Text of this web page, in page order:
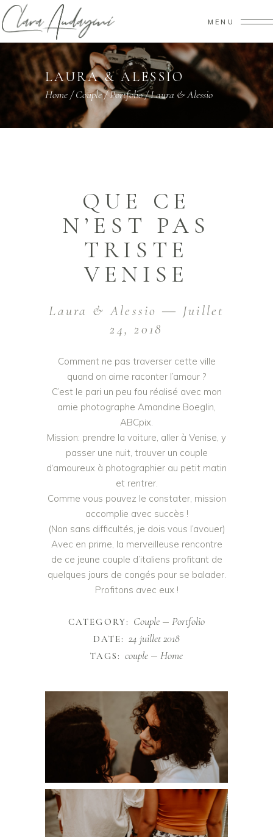
MENU
LAURA & ALESSIO
Home/Couple/Portfolio/Laura & Alessio
QUE CE
N’EST PAS
TRISTE
VENISE
Laura & Alessio ― Juillet
24, 2018
Comment ne pas traverser cette ville
quand on aime raconter l’amour ?
C’est le pari un peu fou réalisé avec mon
amie photographe Amandine Boeglin,
ABCpix.
Mission: prendre la voiture, aller à Venise, y
passer une nuit, trouver un couple
d‘amoureux à photographier au petit matin
et rentrer.
Comme vous pouvez le constater, mission
accomplie avec succès !
(Non sans difficultés, je dois vous l’avouer)
Avec en prime, la merveilleuse rencontre
de ce jeune couple d’italiens profitant de
quelques jours de congés pour se balader.
Profitons avec eux !
CATEGORY: Couple Portfolio
DATE: 24 juillet 2018
TAGS: couple Home